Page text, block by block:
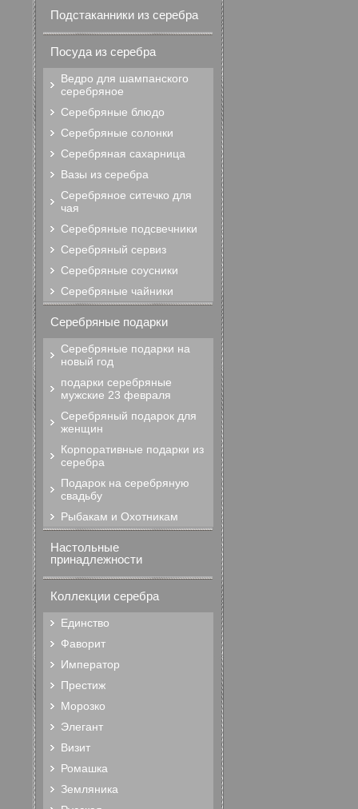
Подстаканники из серебра
Посуда из серебра
Ведро для шампанского
серебряное
Серебряные блюдо
Серебряные солонки
Серебряная сахарница
Вазы из серебра
Серебряное ситечко для
чая
Серебряные подсвечники
Серебряный сервиз
Серебряные соусники
Серебряные чайники
Серебряные подарки
Серебряные подарки на
новый год
подарки серебряные
мужские 23 февраля
Серебряный подарок для
женщин
Корпоративные подарки из
серебра
Подарок на серебряную
свадьбу
Рыбакам и Охотникам
Настольные
принадлежности
Коллекции серебра
Единство
Фаворит
Император
Престиж
Морозко
Элегант
Визит
Ромашка
Земляника